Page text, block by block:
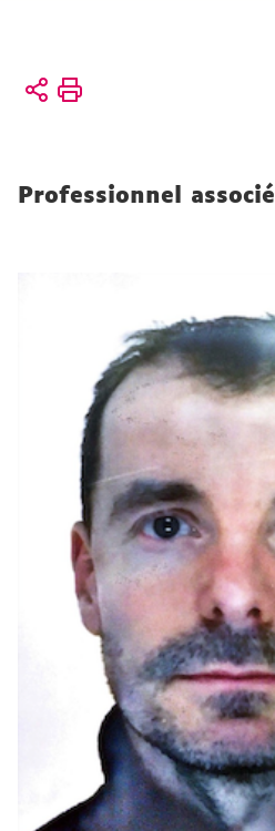
Vous
Accueil
associé.es
Professionnel associé